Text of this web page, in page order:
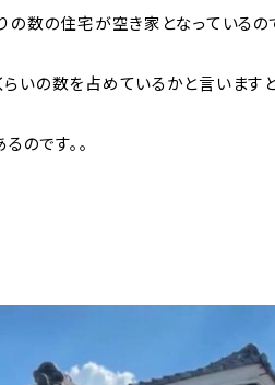
の数の住宅が空き家となっているの
いの数を占めているかと言います
のです。。